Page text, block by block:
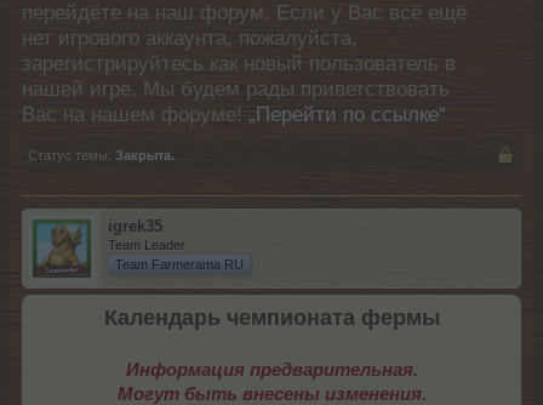
перейдёте на наш форум. Если у Вас всё ещё
нет игрового аккаунта, пожалуйста,
зарегистрируйтесь как новый пользователь в
нашей игре. Мы будем рады приветствовать
Вас на нашем форуме! „Перейти по ссылке“
Статус темы: Закрыта.
igrek35
Team Leader
Team Farmerama RU
Календарь чемпионата фермы
Информация предварительная.
Могут быть внесены изменения.